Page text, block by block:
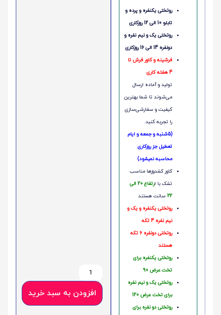
روتختی یکنفره و پرده و
تابلو 10 الی 12 روزکاری
روتختی یک و نیم نفره و
دونفره 14 الی 16 روزکاری
فرشینه و کاور فرش تا
4 هفته کاری
تولید و آماده ارسال
می‌شوند تا شما بهترین
کیفیت و سفارشی‌سازی
را تجربه کنید.
(5شنبه و جمعه و ایام
تعطیل جز روزکاری
محاسبه نمیشود)
کاور کشدوزها مناسب
تشک با ا
رتفاع 20 الی
22 سانت هستند
روتختی یکنفره و یک و
نیم نفره 4 تکه
روتختی دونفره 6 تکه
هستند
روتختی یکنفره برای
تخت عرض 90
روتختی یک و نیم نفره
برای تخت عرض 120
روتختی دو نفره برای
افزودن به سبد خرید